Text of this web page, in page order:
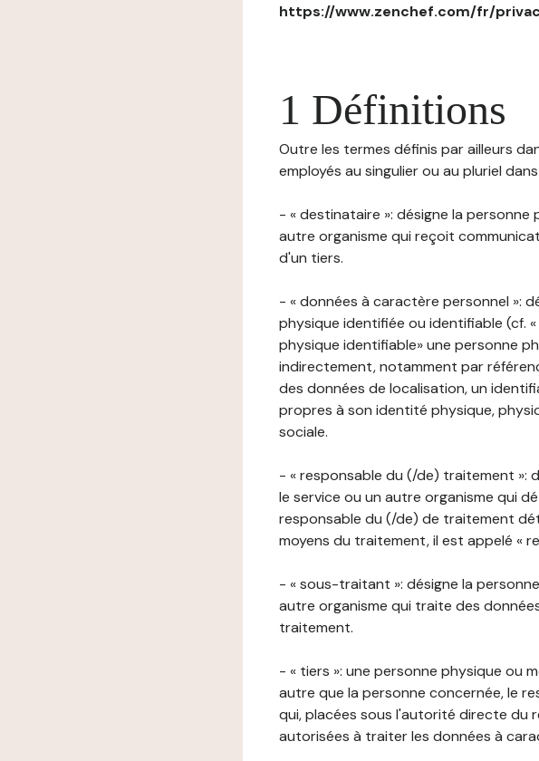
https://www.zenchef.com/fr/
1 Définitions
Outre les termes définis par ailleurs
employés au singulier ou au pluriel
- « destinataire »: désigne la
autre organisme qui reçoit
d'un tiers.
- « données à caractère personnel »:
physique identifiée ou identifiable (cf.
physique identifiable» une personne
indirectement, notamment par
des données de localisation, un
propres à son identité physique,
sociale.
- « responsable du (/de) traitement »:
le service ou un autre organisme qui
responsable du (/de) de traitement
moyens du traitement, il est appelé «
- « sous-traitant »: désigne la
autre organisme qui traite des
traitement.
- « tiers »: une personne physique ou
autre que la personne concernée, le
qui, placées sous l'autorité directe
autorisées à traiter les données à